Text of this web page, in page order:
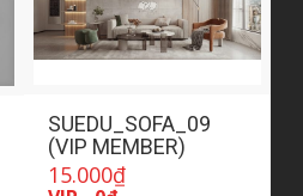
SUEDU_SOFA_09
(VIP MEMBER)
15.000₫